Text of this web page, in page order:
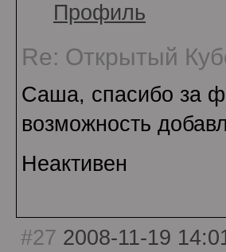
Профиль
Re: Открытый
Саша, спасибо за
возможность
Неактивен
#27 2008-11-19